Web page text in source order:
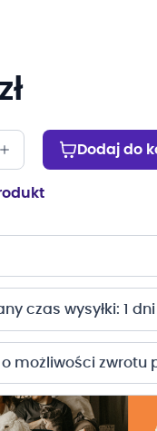
Dodaj do
czas wysyłki: 1 dni
o możliwości zwrotu